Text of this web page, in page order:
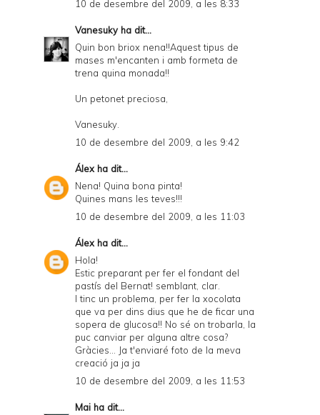
10 de desembre del 2009, a les 8:33
Vanesukyha dit...
Quin bon briox nena!!Aquest tipus de
mases m'encanten i amb formeta de
trena quina monada!!
Un petonet preciosa,
Vanesuky.
10 de desembre del 2009, a les 9:42
Álex ha dit...
Nena! Quina bona pinta!
Quines mans les teves!!!
10 de desembre del 2009, a les 11:03
Álex ha dit...
Hola!
Estic preparant per fer el fondant del
pastís del Bernat! semblant, clar.
I tinc un problema, per fer la xocolata
que va per dins dius que he de ficar una
sopera de glucosa!! No sé on trobarla, la
puc canviar per alguna altre cosa?
Gràcies... Ja t'enviaré foto de la meva
creació ja ja ja
10 de desembre del 2009, a les 11:53
Mai ha dit...